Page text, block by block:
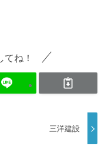
てね！
三洋建設